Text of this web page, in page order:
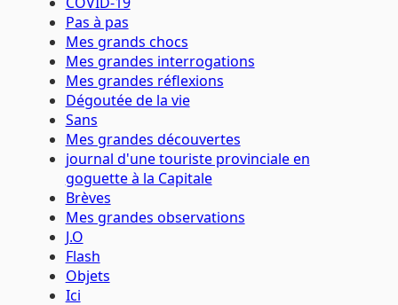
Pas à pas
Mes grands chocs
Mes grandes interrogations
Mes grandes réflexions
Dégoutée de la vie
Sans
Mes grandes découvertes
journal d'une touriste provinciale en
goguette à la Capitale
Brèves
Mes grandes observations
J.O
Flash
Objets
Ici